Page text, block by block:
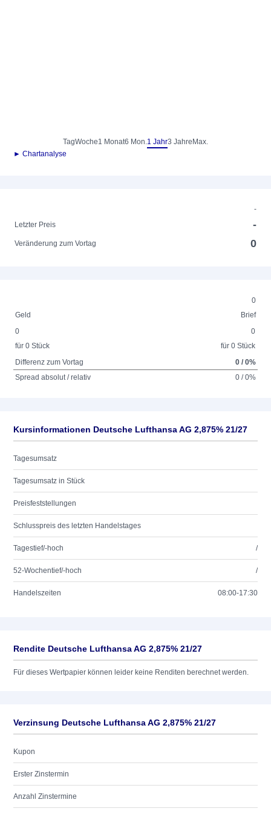
TagWoche1 Monat6 Mon.1 Jahr3 Jahre Max.
► Chartanalyse
-
Letzter Preis
-
Veränderung zum Vortag 0
0
Geld
Brief
0
für 0 Stück
0
für 0 Stück
Differenz zum Vortag
0 / 0%
Spread absolut / relativ
0 / 0%
Kursinformationen Deutsche Lufthansa AG 2,875% 21/27
Tagesumsatz
Tagesumsatz in Stück
Preisfeststellungen
Schlusspreis des letzten Handelstages
Tagestief/-hoch /
52-Wochentief/-hoch /
Handelszeiten 08:00-17:30
Rendite Deutsche Lufthansa AG 2,875% 21/27
Für dieses Wertpapier können leider keine Renditen berechnet werden.
Verzinsung Deutsche Lufthansa AG 2,875% 21/27
Kupon
Erster Zinstermin
Anzahl Zinstermine